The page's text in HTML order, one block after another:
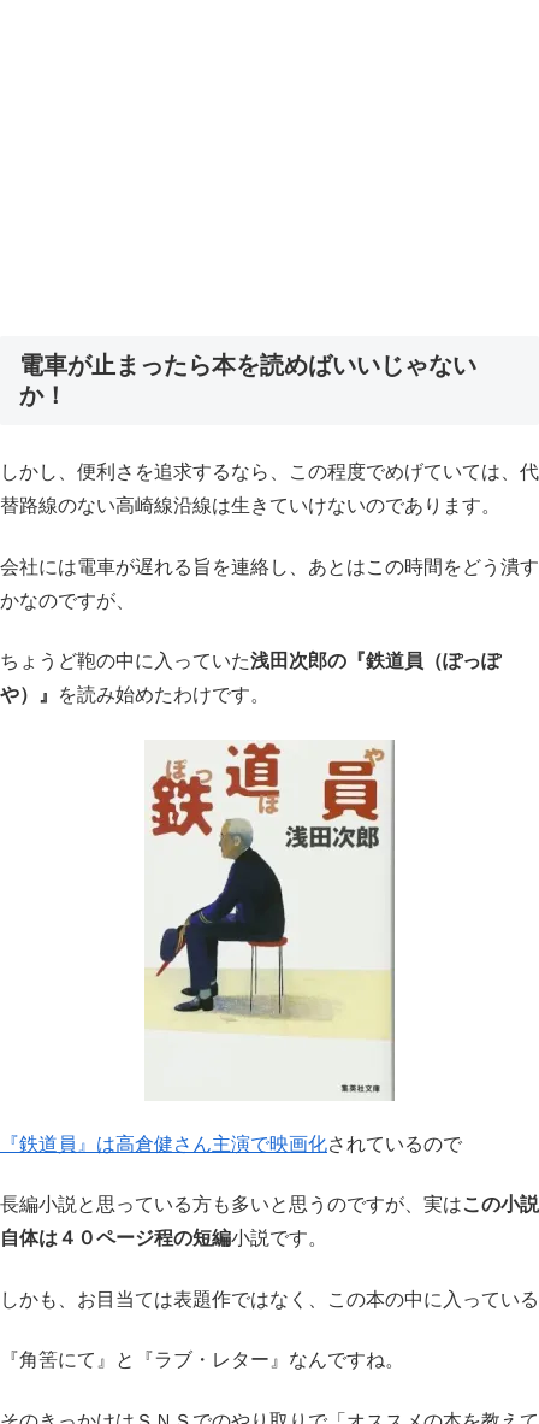
電車が止まったら本を読めばいいじゃない
か！
しかし、便利さを追求するなら、この程度でめげていては、代
替路線のない高崎線沿線は生きていけないのであります。
会社には電車が遅れる旨を連絡し、あとはこの時間をどう潰す
かなのですが、
ちょうど鞄の中に入っていた浅田次郎の『鉄道員（ぽっぽ
や）』
を読み始めたわけです。
『鉄道員』は高倉健さん主演で映画化されているので
長編小説と思っている方も多いと思うのですが、実はこの小説
自体は４０ページ程の短編小説です。
しかも、お目当ては表題作ではなく、この本の中に入っている
『角筈にて』と『ラブ・レター』なんですね。